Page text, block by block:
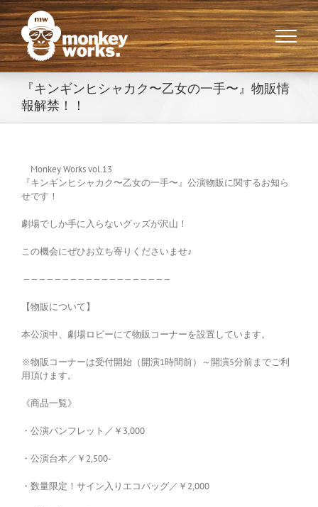
Skip
to
content
『キンギンヒシャカク〜乙女の一手〜』物販情
報解禁！！
Monkey Works vol.13
『キンギンヒシャカク〜乙女の一手〜』公演物販に関するお知ら
せです！
劇場でしか手に入らないグッズが沢山！
この機会にぜひお立ち寄りくださいませ♪
———————————————————
【物販について】
本公演中、劇場ロビーにて物販コーナーを設置しています。
※物販コーナーは受付開始（開演1時間前）～開演5分前までご利
用頂けます。
《商品一覧》
・公演パンフレット／￥3,000
・公演台本／￥2,500-
・数量限定！サイン入りエコバッグ／￥2,000